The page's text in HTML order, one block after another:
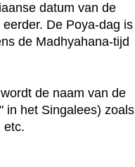
datum van de
De Poya-dag is
de Madhyahana-tijd
de naam van de
in het Singalees) zoals
etc.